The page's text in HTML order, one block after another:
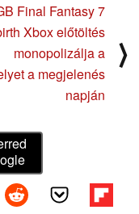
Final Fantasy 7
Xbox előtöltés
monopolizálja a
a megjelenés
napján
⟩